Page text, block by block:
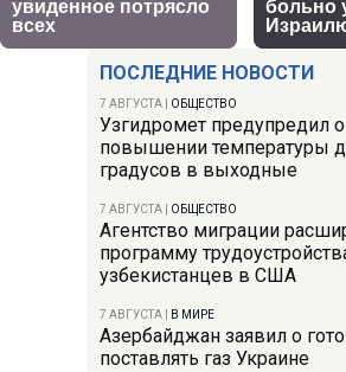
ПОСЛЕДНИЕ НОВОСТИ
7 АВГУСТА ОБЩЕСТВО
Узгидромет предупредил о
повышении температуры
градусов в выходные
7 АВГУСТА ОБЩЕСТВО
Агентство миграции
программу
узбекистанцев в США
7 АВГУСТА В МИРЕ
Азербайджан заявил о
поставлять газ Украине